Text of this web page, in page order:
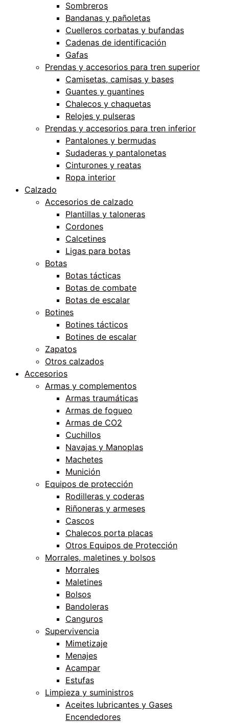
Sombreros
Bandanas y pañoletas
Cuelleros corbatas y bufandas
Cadenas de identificación
Gafas
Prendas y accesorios para tren superior
Camisetas, camisas y bases
Guantes y guantines
Chalecos y chaquetas
Relojes y pulseras
Prendas y accesorios para tren inferior
Pantalones y bermudas
Sudaderas y pantalonetas
Cinturones y reatas
Ropa interior
Calzado
Accesorios de calzado
Plantillas y taloneras
Cordones
Calcetines
Ligas para botas
Botas
Botas tácticas
Botas de combate
Botas de escalar
Botines
Botines tácticos
Botines de escalar
Zapatos
Otros calzados
Accesorios
Armas y complementos
Armas traumáticas
Armas de fogueo
Armas de CO2
Cuchillos
Navajas y Manoplas
Machetes
Munición
Equipos de protección
Rodilleras y coderas
Riñoneras y armeses
Cascos
Chalecos porta placas
Otros Equipos de Protección
Morrales, maletines y bolsos
Morrales
Maletines
Bolsos
Bandoleras
Canguros
Supervivencia
Mimetizaje
Menajes
Acampar
Estufas
Limpieza y suministros
Aceites lubricantes y Gases
Encendedores